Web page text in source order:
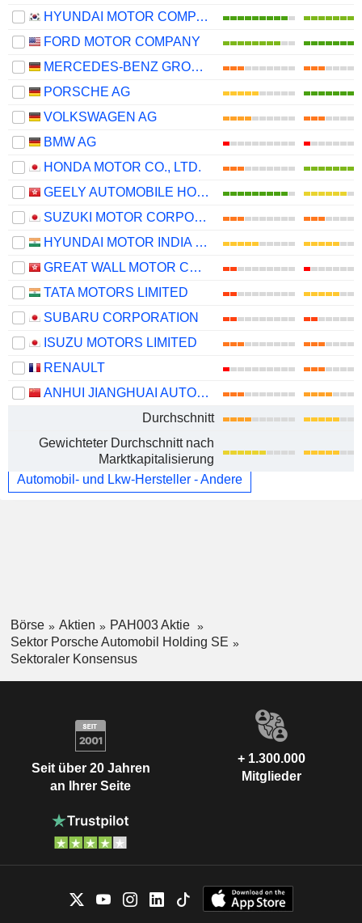
HYUNDAI MOTOR COMPANY
FORD MOTOR COMPANY
MERCEDES-BENZ GROUP AG
PORSCHE AG
VOLKSWAGEN AG
BMW AG
HONDA MOTOR CO., LTD.
GEELY AUTOMOBILE HOLDINGS LIMITED
SUZUKI MOTOR CORPORATION
HYUNDAI MOTOR INDIA LIMITED
GREAT WALL MOTOR COMPANY LIMITED
TATA MOTORS LIMITED
SUBARU CORPORATION
ISUZU MOTORS LIMITED
RENAULT
ANHUI JIANGHUAI AUTOMOBILE GROUP CORP.,LTD.
Durchschnitt
Gewichteter Durchschnitt nach
Marktkapitalisierung
Automobil- und Lkw-Hersteller - Andere
Börse Aktien
PAH003 Aktie
Sektor Porsche Automobil Holding SE
Sektoraler Konsensus
Seit über 20 Jahren
an Ihrer Seite
+ 1.300.000
Mitglieder